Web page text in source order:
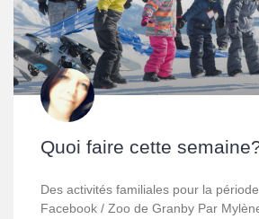
Quoi faire cette
Des activités familiales pour la
Facebook / Zoo de Granby Par